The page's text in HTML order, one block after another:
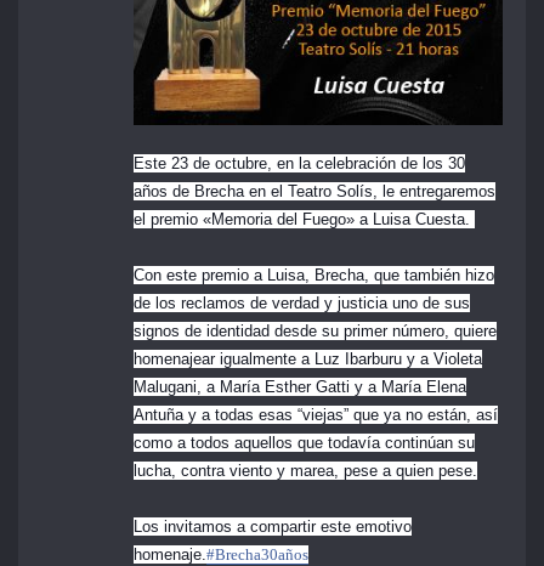
Este 23 de octubre, en la celebración de los 30
años de Brecha en el Teatro Solís, le entregaremos
el premio «Memoria del Fuego» a Luisa Cuesta.
Con este premio a Luisa, Brecha, que también hizo
de los reclamos de verdad y justicia uno de sus
signos de identidad desde su primer número, quiere
homenajear igualmente a Luz Ibarburu y a Violeta
Malugani, a María Esther Gatti y a María Elena
Antuña y a todas esas “viejas” que ya no están, así
como a todos aquellos que todavía continúan su
lucha, contra viento y marea, pese a quien pese.
Los invitamos a compartir este emotivo
homenaje.#Brecha30años